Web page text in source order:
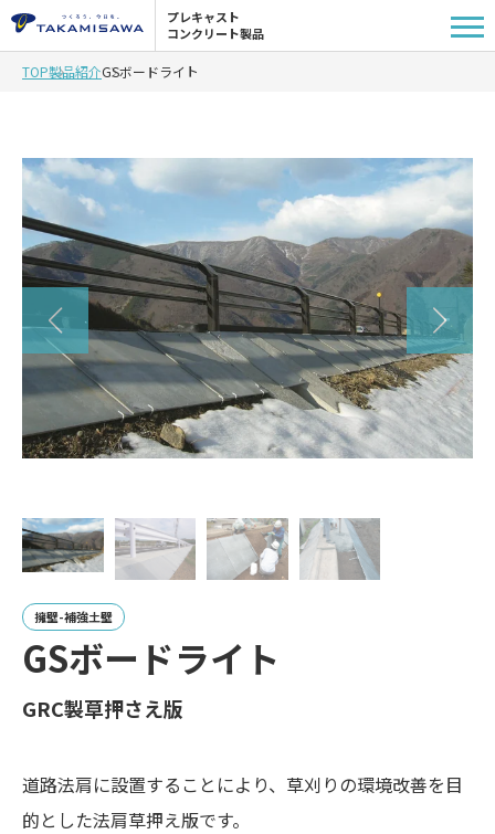
プレキャスト
コンクリート製品
TOP製品紹介GSボードライト
擁壁-補強土壁
GSボードライト
GRC製草押さえ版
道路法肩に設置することにより、草刈りの環境改善を目
的とした法肩草押え版です。